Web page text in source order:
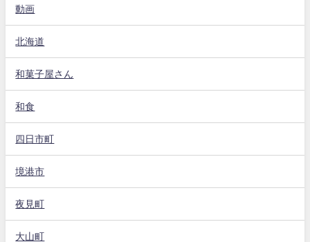
動画
北海道
和菓子屋さん
和食
四日市町
境港市
夜見町
大山町